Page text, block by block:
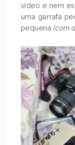
vídeo e nem
uma garrafa
pequena (com